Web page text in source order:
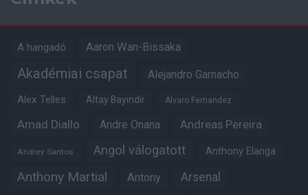
A hangadó Aaron Wan-Bissaka
Akadémiai csapat Alejandro Garnacho
Alex Telles Altay Bayindir Alvaro Fernandez
Amad Diallo Andre Onana Andreas Pereira
Andrey Santos Angol válogatott Anthony Elanga
Anthony Martial Antony Arsenal